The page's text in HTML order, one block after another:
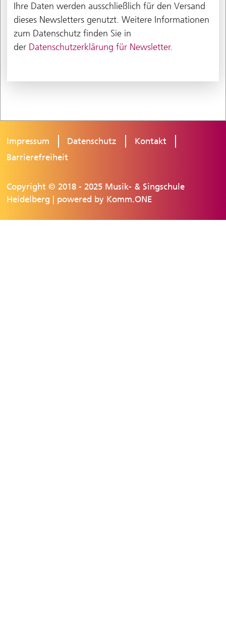
Ihre Daten werden ausschließlich für den Versand
dieses Newsletters genutzt. Weitere Informationen
zum Datenschutz finden Sie in
der Datenschutzerklärung für Newsletter.
Impressum Datenschutz
Kontakt
Barrierefreiheit
Copyright © 2018 - 2025 Musik- & Singschule
Heidelberg | powered by Komm.ONE